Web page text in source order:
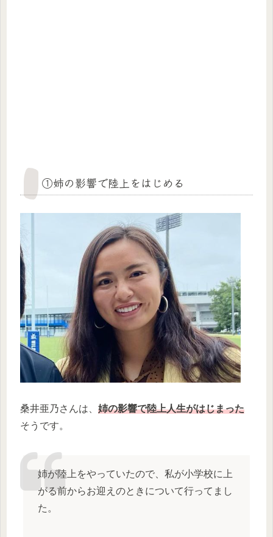
①姉の影響で陸上をはじめる
桑井亜乃さんは、 姉の影響で陸上人生がはじまった
そうです。
姉が陸上をやっていたので、私が小学校に上
がる前からお迎えのときについて行ってまし
た。